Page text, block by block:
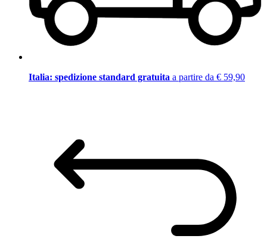
Italia: spedizione standard gratuita a partire da € 59,90